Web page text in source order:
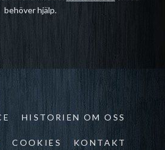
behöver hjälp.
HISTORIEN OM OSS
COOKIES KONTAKT